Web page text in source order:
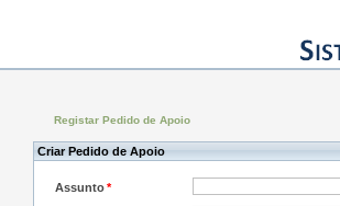
Registar Pedido de Apoio
Criar Pedido de Apoio
Assunto*